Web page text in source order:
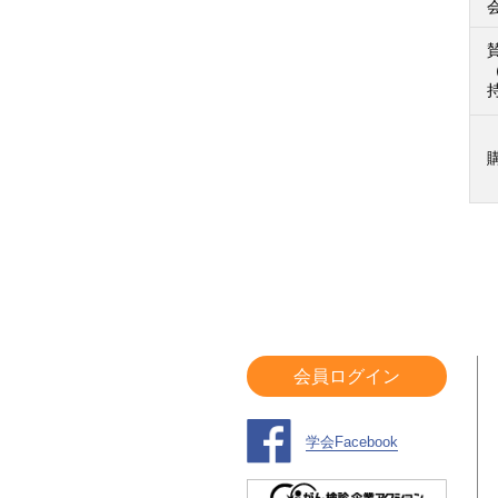
会員ログイン
学会Facebook